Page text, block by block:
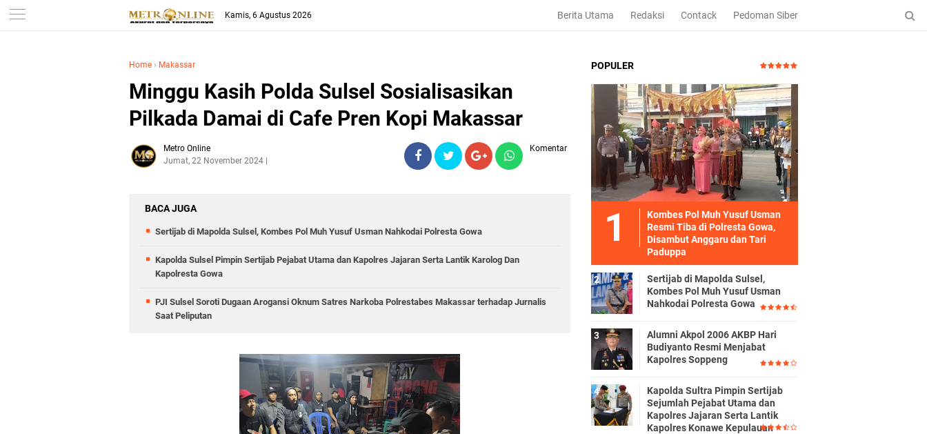
Kamis, 6 Agustus 2026 Berita Utama Redaksi Contack Pedoman Siber
Home › Makassar
Minggu Kasih Polda Sulsel Sosialisasikan
Pilkada Damai di Cafe Pren Kopi Makassar
Metro Online
Jumat, 22 November 2024
Komentar
BACA JUGA
Sertijab di Mapolda Sulsel, Kombes Pol Muh Yusuf Usman Nahkodai Polresta Gowa
Kapolda Sulsel Pimpin Sertijab Pejabat Utama dan Kapolres Jajaran Serta Lantik Karolog Dan
Kapolresta Gowa
PJI Sulsel Soroti Dugaan Arogansi Oknum Satres Narkoba Polrestabes Makassar terhadap Jurnalis
Saat Peliputan
POPULER
Kombes Pol Muh Yusuf Usman
Resmi Tiba di Polresta Gowa,
Disambut Anggaru dan Tari
Paduppa
Sertijab di Mapolda Sulsel,
Kombes Pol Muh Yusuf Usman
Nahkodai Polresta Gowa
Alumni Akpol 2006 AKBP Hari
Budiyanto Resmi Menjabat
Kapolres Soppeng
Kapolda Sultra Pimpin Sertijab
Sejumlah Pejabat Utama dan
Kapolres Jajaran Serta Lantik
Kapolres Konawe Kepulauan